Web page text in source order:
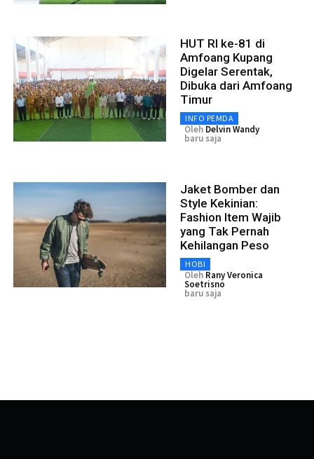
HUT RI ke-81 di
Amfoang Kupang
Digelar Serentak,
Dibuka dari Amfoang
Timur
INFO PEMDA
Oleh Delvin Wandy
baru saja
Jaket Bomber dan
Style Kekinian:
Fashion Item Wajib
yang Tak Pernah
Kehilangan Peso
HOBI
Oleh Rany Veronica
Soetrisno
baru saja